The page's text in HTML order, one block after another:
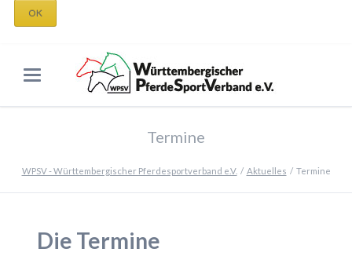
OK
Termine
WPSV - Württembergischer Pferdesportverband e.V. Aktuelles Termine
Die Termine